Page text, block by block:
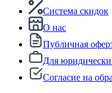
Система скидок
О нас
Публичная
Для
Согласие на